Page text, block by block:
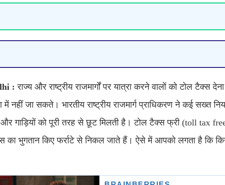
: राज्य और राष्ट्रीय राजमार्गों पर यात्रा करने वालों को टोल टैक्स
नहीं जा सकते। भारतीय राष्ट्रीय राजमार्ग प्राधिकरण ने कई सख्त
गाड़ियों को पूरी तरह से छूट मिलती है। टोल टैक्स फ्री (toll tax
का भुगतान किए फर्राटे से निकल जाते हैं। ऐसे में आपको लगता है कि